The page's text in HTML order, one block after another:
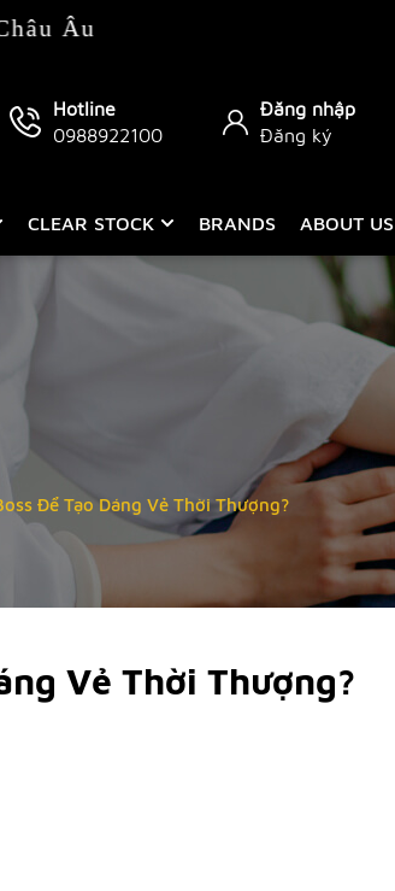
Hotline
0988922100
Đăng nhập
Đăng ký
CLEAR STOCK BRANDS ABOUT US
Để Tạo Dáng Vẻ Thời Thượng?
Vẻ Thời Thượng?